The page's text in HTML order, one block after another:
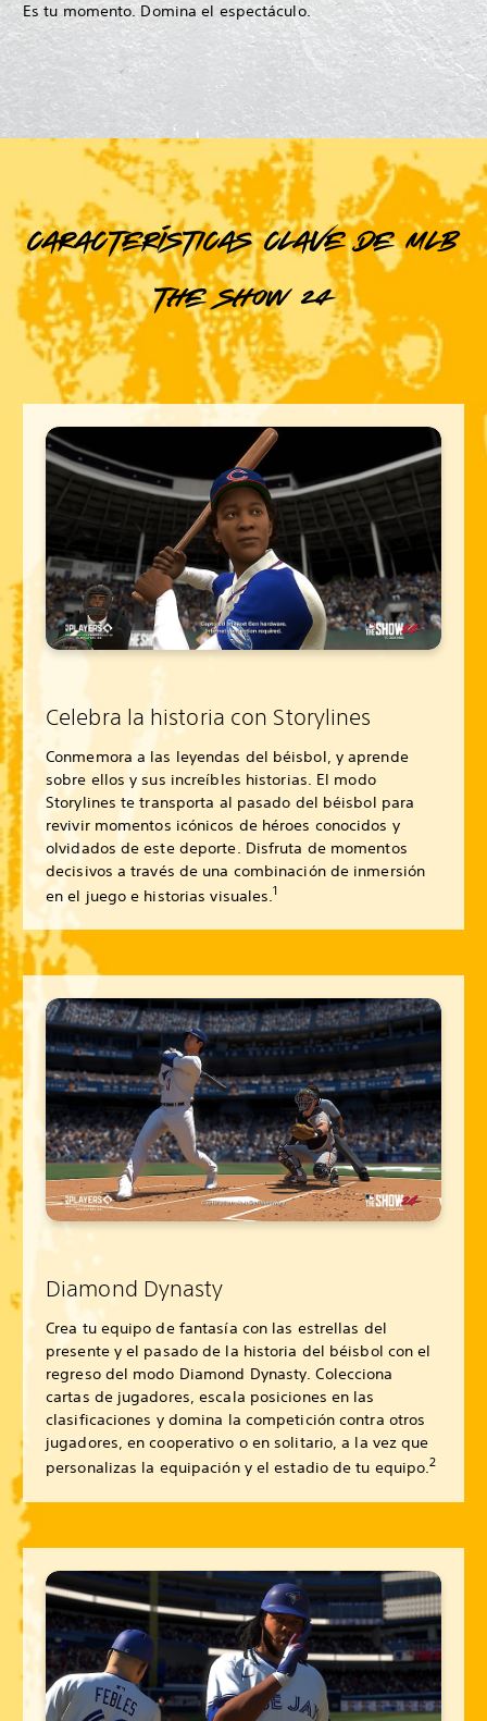
Es tu momento. Domina el espectáculo.
Características clave de MLB
The Show 24
Celebra la historia con Storylines
Conmemora a las leyendas del béisbol, y aprende
sobre ellos y sus increíbles historias. El modo
Storylines te transporta al pasado del béisbol para
revivir momentos icónicos de héroes conocidos y
olvidados de este deporte. Disfruta de momentos
decisivos a través de una combinación de inmersión
en el juego e historias visuales. 1
Diamond Dynasty
Crea tu equipo de fantasía con las estrellas del
presente y el pasado de la historia del béisbol con el
regreso del modo Diamond Dynasty. Colecciona
cartas de jugadores, escala posiciones en las
clasificaciones y domina la competición contra otros
jugadores, en cooperativo o en solitario, a la vez que
personalizas la equipación y el estadio de tu equipo.2